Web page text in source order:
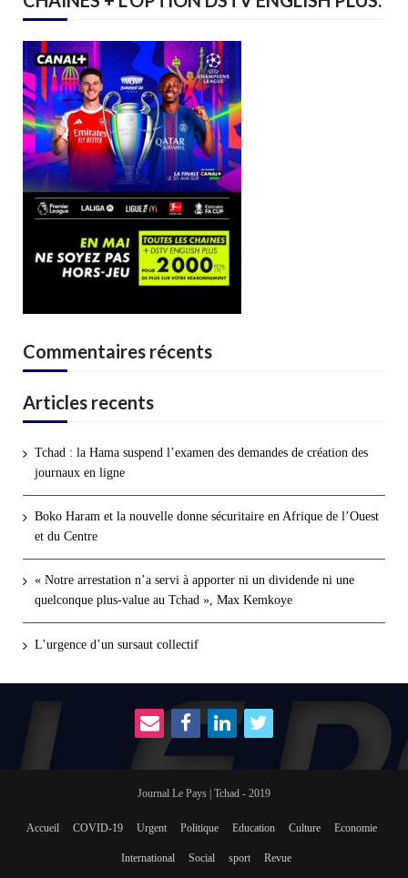
Commentaires récents
Articles recents
Tchad : la Hama suspend l’examen des demandes de création des
journaux en ligne
Boko Haram et la nouvelle donne sécuritaire en Afrique de l’Ouest
et du Centre
« Notre arrestation n’a servi à apporter ni un dividende ni une
quelconque plus-value au Tchad », Max Kemkoye
L’urgence d’un sursaut collectif
Journal Le Pays | Tchad - 2019
Accueil COVID-19 Urgent Politique Education Culture Economie
International Social sport Revue